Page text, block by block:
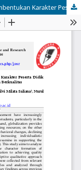
Pengaruh Arus Globalisasi Terhadap Pembentukan Karakter Peserta Didik Sekolah Dasar dalam Mendukung SDG 4 Pendidikan Berkualitas